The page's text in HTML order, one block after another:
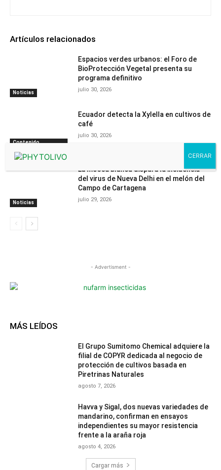
Artículos relacionados
Noticias
Espacios verdes urbanos: el Foro de
BioProtección Vegetal presenta su
programa definitivo
julio 30, 2026
Contenido
Ecuador detecta la Xylella en cultivos de
café
julio 30, 2026
Noticias
La mosca blanca dispara la incidencia
del virus de Nueva Delhi en el melón del
Campo de Cartagena
julio 29, 2026
- Advertisment -
MÁS LEÍDOS
El Grupo Sumitomo Chemical adquiere la
filial de COPYR dedicada al negocio de
protección de cultivos basada en
Piretrinas Naturales
agosto 7, 2026
Havva y Sigal, dos nuevas variedades de
mandarino, confirman en ensayos
independientes su mayor resistencia
frente a la araña roja
agosto 4, 2026
Cargar más